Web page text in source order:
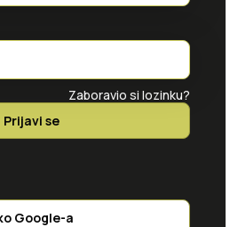
Zaboravio si lozinku?
Prijavi se
Google-a